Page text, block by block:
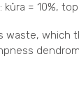
= 10%,
waste, which